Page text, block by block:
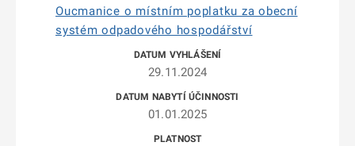
Oucmanice o místním poplatku za obecní
systém odpadového hospodářství
29.11.2024
01.01.2025